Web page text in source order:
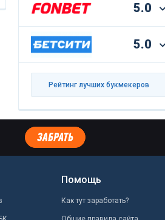
5.0
5.0
Рейтинг лучших букмекеров
Помощь
Как тут заработать?